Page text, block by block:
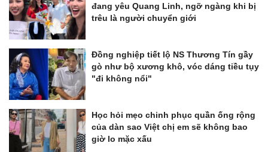
đang yêu Quang Linh, ngỡ ngàng khi bị
trêu là người chuyển giới
Đồng nghiệp tiết lộ NS Thương Tín gầy
gò như bộ xương khô, vóc dáng tiều tụy
"đi không nổi"
Học hỏi mẹo chinh phục quần ống rộng
của dàn sao Việt chị em sẽ không bao
giờ lo mặc xấu